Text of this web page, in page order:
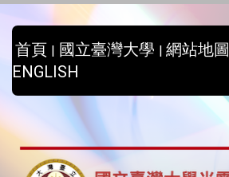
首頁 | 國立臺灣大學 | 網站地圖
ENGLISH